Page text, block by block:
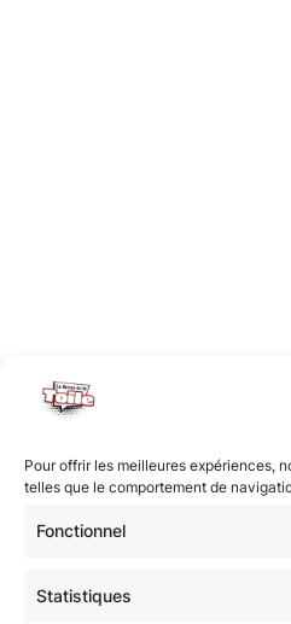
Pour offrir les meilleures expériences,
telles que le comportement de
Fonctionnel
Statistiques